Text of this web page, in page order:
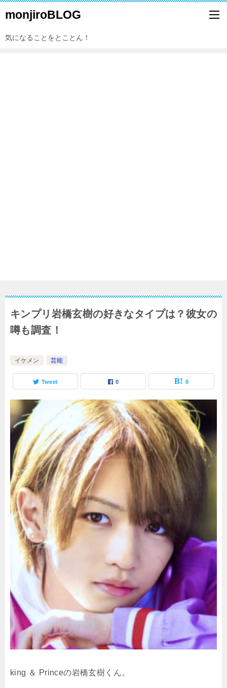
monjiroBLOG
気になることをとことん！
キンプリ岩橋玄樹の好きなタイプは？彼女の
噂も調査！
イケメン 芸能
Tweet 0 0
king ＆ Princeの岩橋玄樹くん。